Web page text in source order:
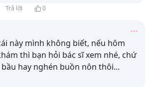
Trả lời 0
này mình không biết, nếu hôm
thì bạn hỏi bác sĩ xem nhé, chứ
hay nghén buồn nôn thôi...